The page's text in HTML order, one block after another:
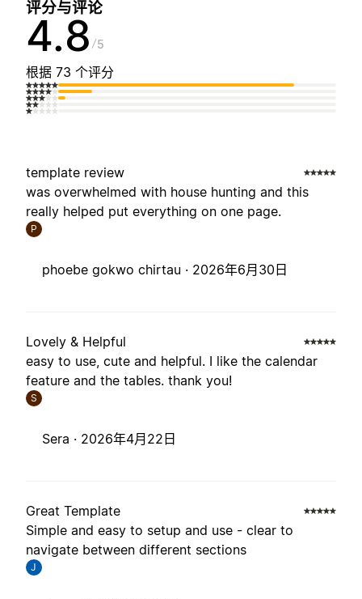
评分与评论
4.8 5
根据 73 个评分
template review
was overwhelmed with house hunting and this
really helped put everything on one page.
P
phoebe gokwo chirtau · 2026年6月30日
Lovely & Helpful
easy to use, cute and helpful. I like the calendar
feature and the tables. thank you!
S
Sera · 2026年4月22日
Great Template
Simple and easy to setup and use - clear to
navigate between different sections
J